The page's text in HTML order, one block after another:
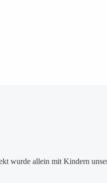
wurde allein mit Kindern